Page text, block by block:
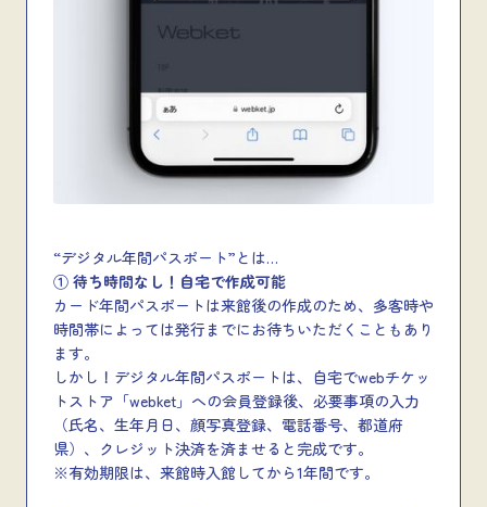
“デジタル年間パスポート”とは…
① 待ち時間なし！自宅で作成可能
カード年間パスポートは来館後の作成のため、多客時や
時間帯によっては発行までにお待ちいただくこともあり
ます。
しかし！デジタル年間パスポートは、自宅でwebチケッ
トストア「webket」への会員登録後、必要事項の入力
（氏名、生年月日、顔写真登録、電話番号、都道府
県）、クレジット決済を済ませると完成です。
※有効期限は、来館時入館してから1年間です。